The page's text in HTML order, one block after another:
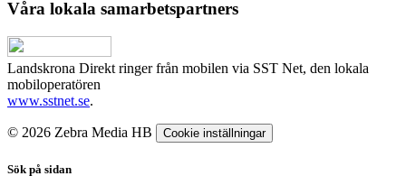
Våra lokala samarbetspartners
Landskrona Direkt ringer från mobilen via SST Net, den lokala
mobiloperatören
www.sstnet.se.
© 2026 Zebra Media HB Cookie inställningar
Sök på sidan